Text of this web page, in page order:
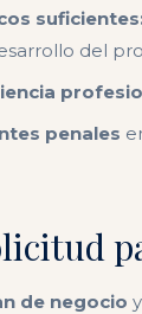
del
penales
de negocio